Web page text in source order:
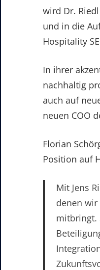
wird Dr.
und in die
Hospitality
In ihrer
nachhaltig
auch auf
neuen COO
Florian
Position auf
Mit Jens
denen
mitbringt.